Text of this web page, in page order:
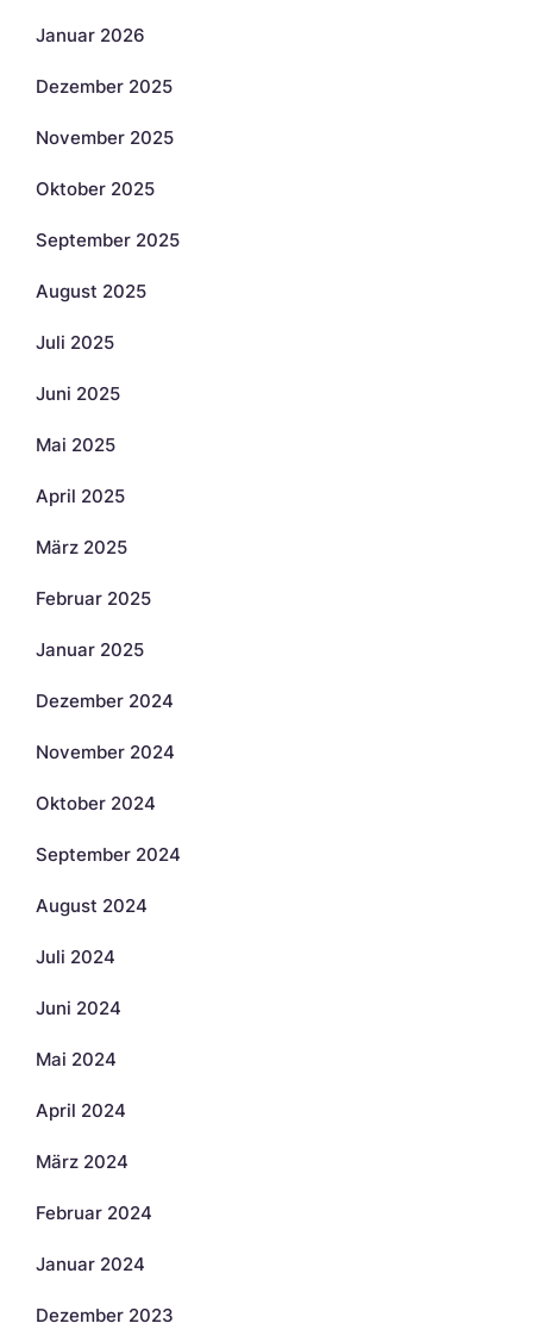
Januar 2026
Dezember 2025
November 2025
Oktober 2025
September 2025
August 2025
Juli 2025
Juni 2025
Mai 2025
April 2025
März 2025
Februar 2025
Januar 2025
Dezember 2024
November 2024
Oktober 2024
September 2024
August 2024
Juli 2024
Juni 2024
Mai 2024
April 2024
März 2024
Februar 2024
Januar 2024
Dezember 2023